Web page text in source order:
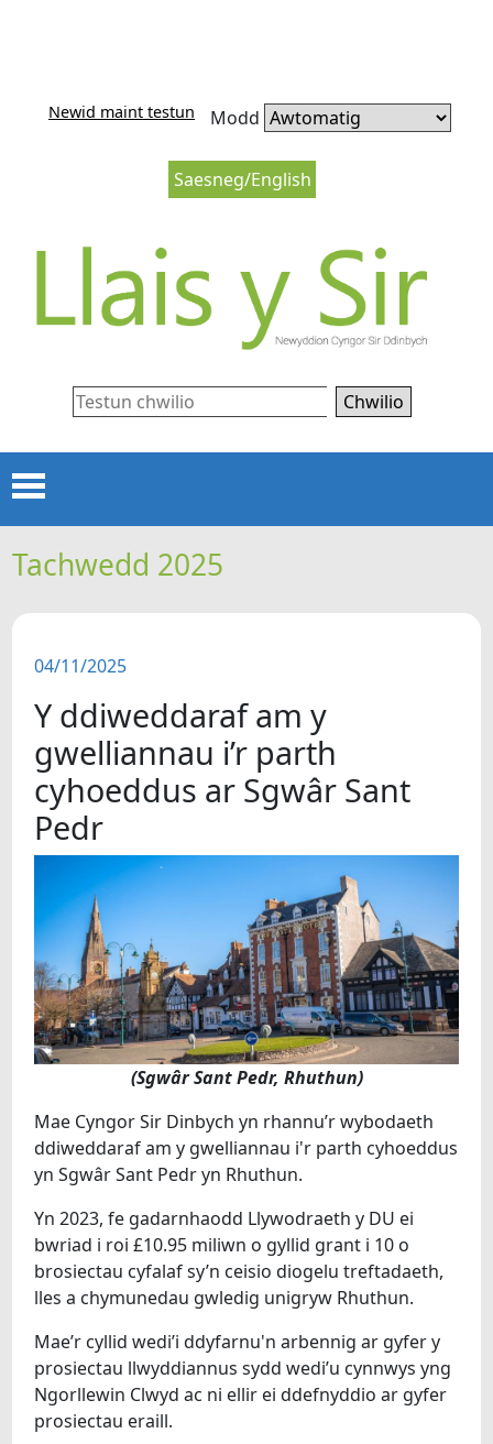
Saesneg/English
Newid maint testun Modd
Chwilio
CARTREF
ERTHYGLAU
CIPOLWG
A WYDDOCH CHI?
BE SY' MLAEN
Tachwedd 2025
04/11/2025
Y ddiweddaraf am y
gwelliannau i’r parth
cyhoeddus ar Sgwâr Sant
Pedr
(Sgwâr Sant Pedr, Rhuthun)
Mae Cyngor Sir Dinbych yn rhannu’r wybodaeth
ddiweddaraf am y gwelliannau i'r parth cyhoeddus
yn Sgwâr Sant Pedr yn Rhuthun.
Yn 2023, fe gadarnhaodd Llywodraeth y DU ei
bwriad i roi £10.95 miliwn o gyllid grant i 10 o
brosiectau cyfalaf sy’n ceisio diogelu treftadaeth,
lles a chymunedau gwledig unigryw Rhuthun.
Mae’r cyllid wedi’i ddyfarnu'n arbennig ar gyfer y
prosiectau llwyddiannus sydd wedi’u cynnwys yng
Ngorllewin Clwyd ac ni ellir ei ddefnyddio ar gyfer
prosiectau eraill.